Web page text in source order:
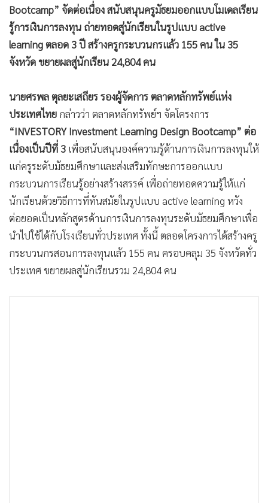
• จีน
• ชุมชน-คุณภาพชีวิต
• อาชญากรรม
• Motoring
• วิทยาศาสตร์
• SMEs
หุ้น
• อินโดจีน
• กองทุนรวม
•
Celeb Online
Factcheck
ญี่ปุ่น
• News1
• Gotomanager
Bootcamp” จัดต่อเนื่อง สนับสนุนครูมัธยมออกแบบโมเดลเรียน
รู้การเงินการลงทุน ถ่ายทอดสู่นักเรียนในรูปแบบ active
learning ตลอด 3 ปี สร้างครูกระบวนกรแล้ว 155 คน ใน 35
จังหวัด ขยายผลสู่นักเรียน 24,804 คน
นายศรพล ตุลยะเสถียร รองผู้จัดการ ตลาดหลักทรัพย์แห่ง
ประเทศไทย กล่าวว่า ตลาดหลักทรัพย์ฯ จัดโครงการ
“INVESTORY Investment Learning Design Bootcamp” ต่อ
เนื่องเป็นปีที่ 3 เพื่อสนับสนุนองค์ความรู้ด้านการเงินการลงทุนให้
แก่ครูระดับมัธยมศึกษาและส่งเสริมทักษะการออกแบบ
กระบวนการเรียนรู้อย่างสร้างสรรค์ เพื่อถ่ายทอดความรู้ให้แก่
นักเรียนด้วยวิธีการที่ทันสมัยในรูปแบบ active learning หวัง
ต่อยอดเป็นหลักสูตรด้านการเงินการลงทุนระดับมัธยมศึกษาเพื่อ
นำไปใช้ได้กับโรงเรียนทั่วประเทศ ทั้งนี้ ตลอดโครงการได้สร้างครู
กระบวนกรสอนการลงทุนแล้ว 155 คน ครอบคลุม 35 จังหวัดทั่ว
ประเทศ ขยายผลสู่นักเรียนรวม 24,804 คน